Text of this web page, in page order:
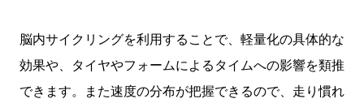
脳内サイクリングを利用することで、軽量化の具体的な
効果や、タイヤやフォームによるタイムへの影響を類推
できます。また速度の分布が把握できるので、走り慣れ